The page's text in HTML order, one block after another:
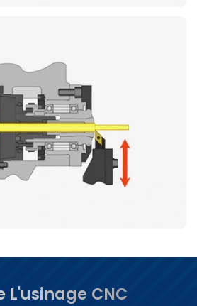
L'usinage CNC